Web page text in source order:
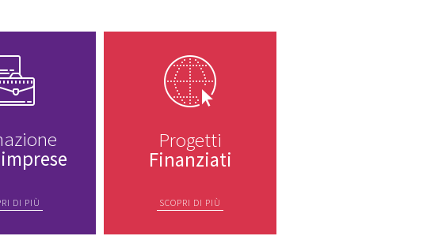
imprese
DI PIÙ
Progetti
Finanziati
SCOPRI DI PIÙ